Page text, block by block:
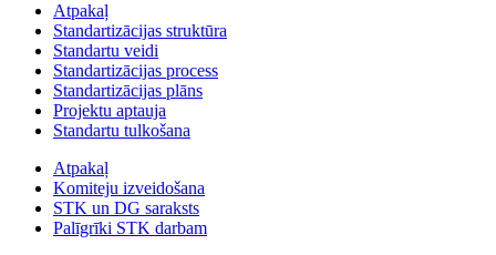
Atpakaļ
Standartizācijas struktūra
Standartu veidi
Standartizācijas process
Standartizācijas plāns
Projektu aptauja
Standartu tulkošana
Atpakaļ
Komiteju izveidošana
STK un DG saraksts
Palīgrīki STK darbam